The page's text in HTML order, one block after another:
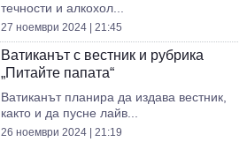
течности и алкохол...
27 ноември 2024 | 21:45
Ватиканът с вестник и рубрика
„Питайте папата“
Ватиканът планира да издава вестник,
както и да пусне лайв...
26 ноември 2024 | 21:19